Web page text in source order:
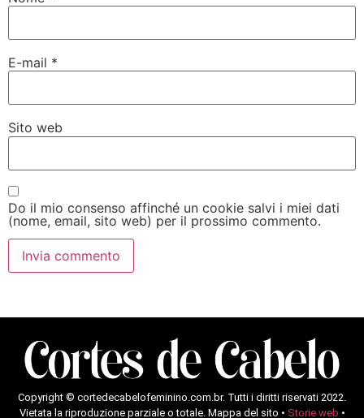
E-mail *
Sito web
Do il mio consenso affinché un cookie salvi i miei dati
(nome, email, sito web) per il prossimo commento.
Copyright © cortedecabelofeminino.com.br. Tutti i diritti riservati 2022.
Vietata la riproduzione parziale o totale. Mappa del sito • Storie web •